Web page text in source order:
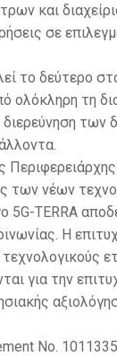
και
σε
το δεύτερο
ολόκληρη τη
των νέων
5G-TERRA
Η
για την
No.